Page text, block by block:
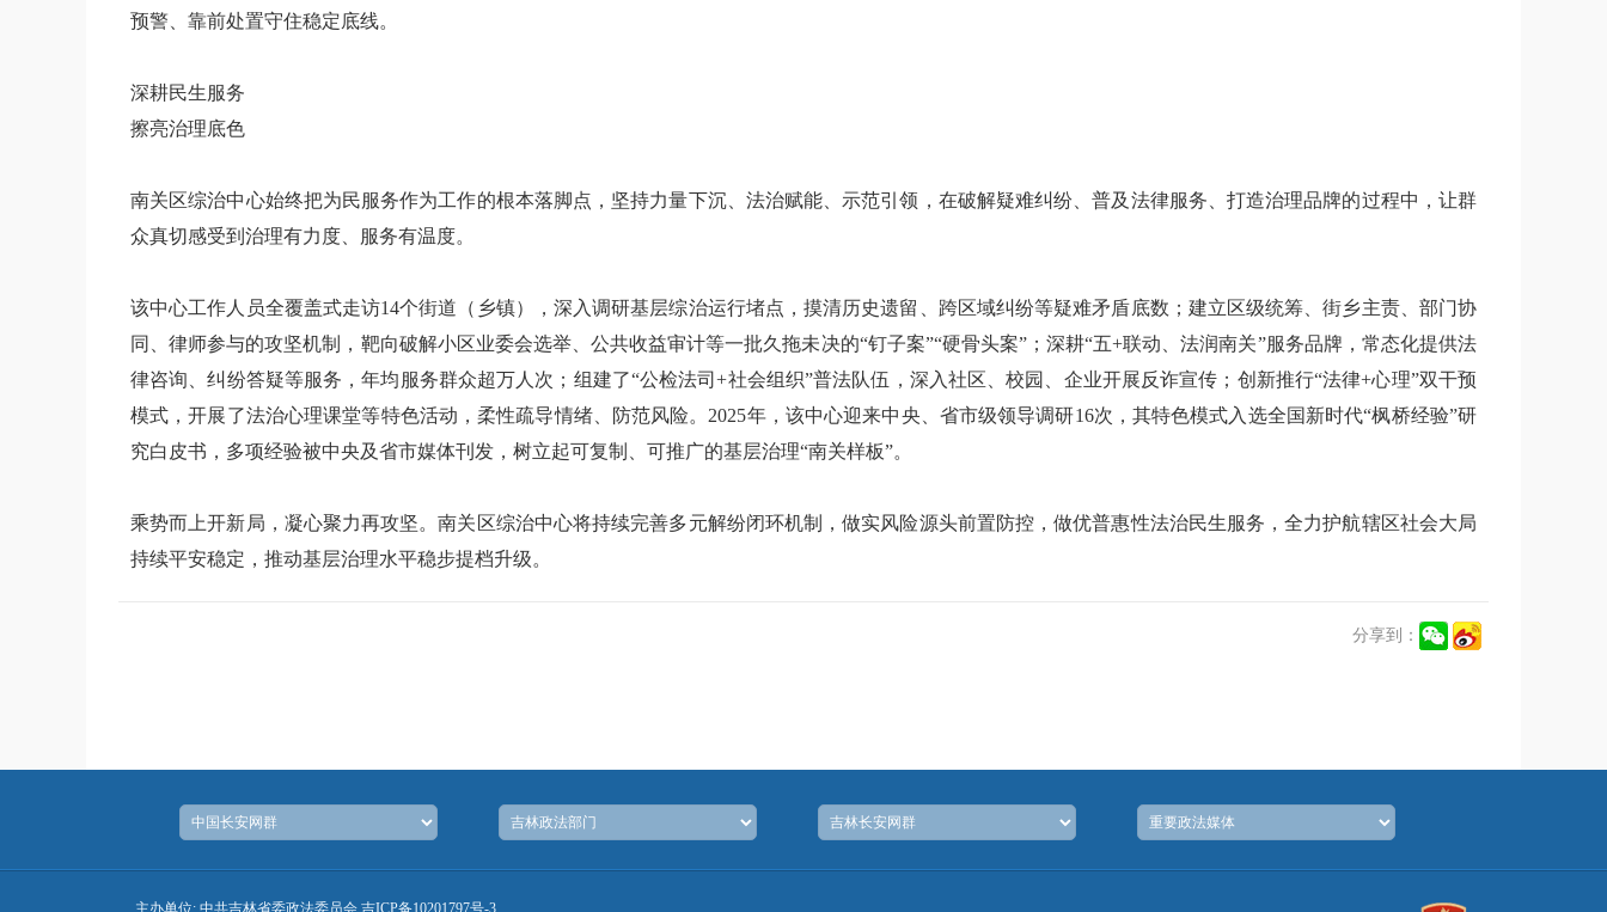
预警、靠前处置守住稳定底线。
深耕民生服务
擦亮治理底色
南关区综治中心始终把为民服务作为工作的根本落脚点，坚持力量下沉、法治赋能、示范引领，在破解疑难纠纷、普及法律服务、打造治理品牌的过程中，让群
众真切感受到治理有力度、服务有温度。
该中心工作人员全覆盖式走访14个街道（乡镇），深入调研基层综治运行堵点，摸清历史遗留、跨区域纠纷等疑难矛盾底数；建立区级统筹、街乡主责、部门协
同、律师参与的攻坚机制，靶向破解小区业委会选举、公共收益审计等一批久拖未决的“钉子案”“硬骨头案”；深耕“五+联动、法润南关”服务品牌，常态化提供法
律咨询、纠纷答疑等服务，年均服务群众超万人次；组建了“公检法司+社会组织”普法队伍，深入社区、校园、企业开展反诈宣传；创新推行“法律+心理”双干预
模式，开展了法治心理课堂等特色活动，柔性疏导情绪、防范风险。2025年，该中心迎来中央、省市级领导调研16次，其特色模式入选全国新时代“枫桥经验”研
究白皮书，多项经验被中央及省市媒体刊发，树立起可复制、可推广的基层治理“南关样板”。
乘势而上开新局，凝心聚力再攻坚。南关区综治中心将持续完善多元解纷闭环机制，做实风险源头前置防控，做优普惠性法治民生服务，全力护航辖区社会大局
持续平安稳定，推动基层治理水平稳步提档升级。
分享到：
主办单位: 中共吉林省委政法委员会 吉ICP备10201797号-3